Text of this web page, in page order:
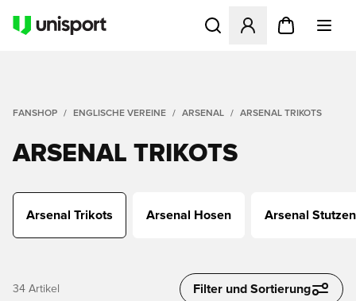
Öffnet ein Fenster zum
FANSHOP ENGLISCHE VEREINE ARSENAL ARSENAL TRIKOTS
ARSENAL TRIKOTS
Arsenal Trikots Arsenal Hosen Arsenal Stutzen
34 Artikel Filter und Sortierung